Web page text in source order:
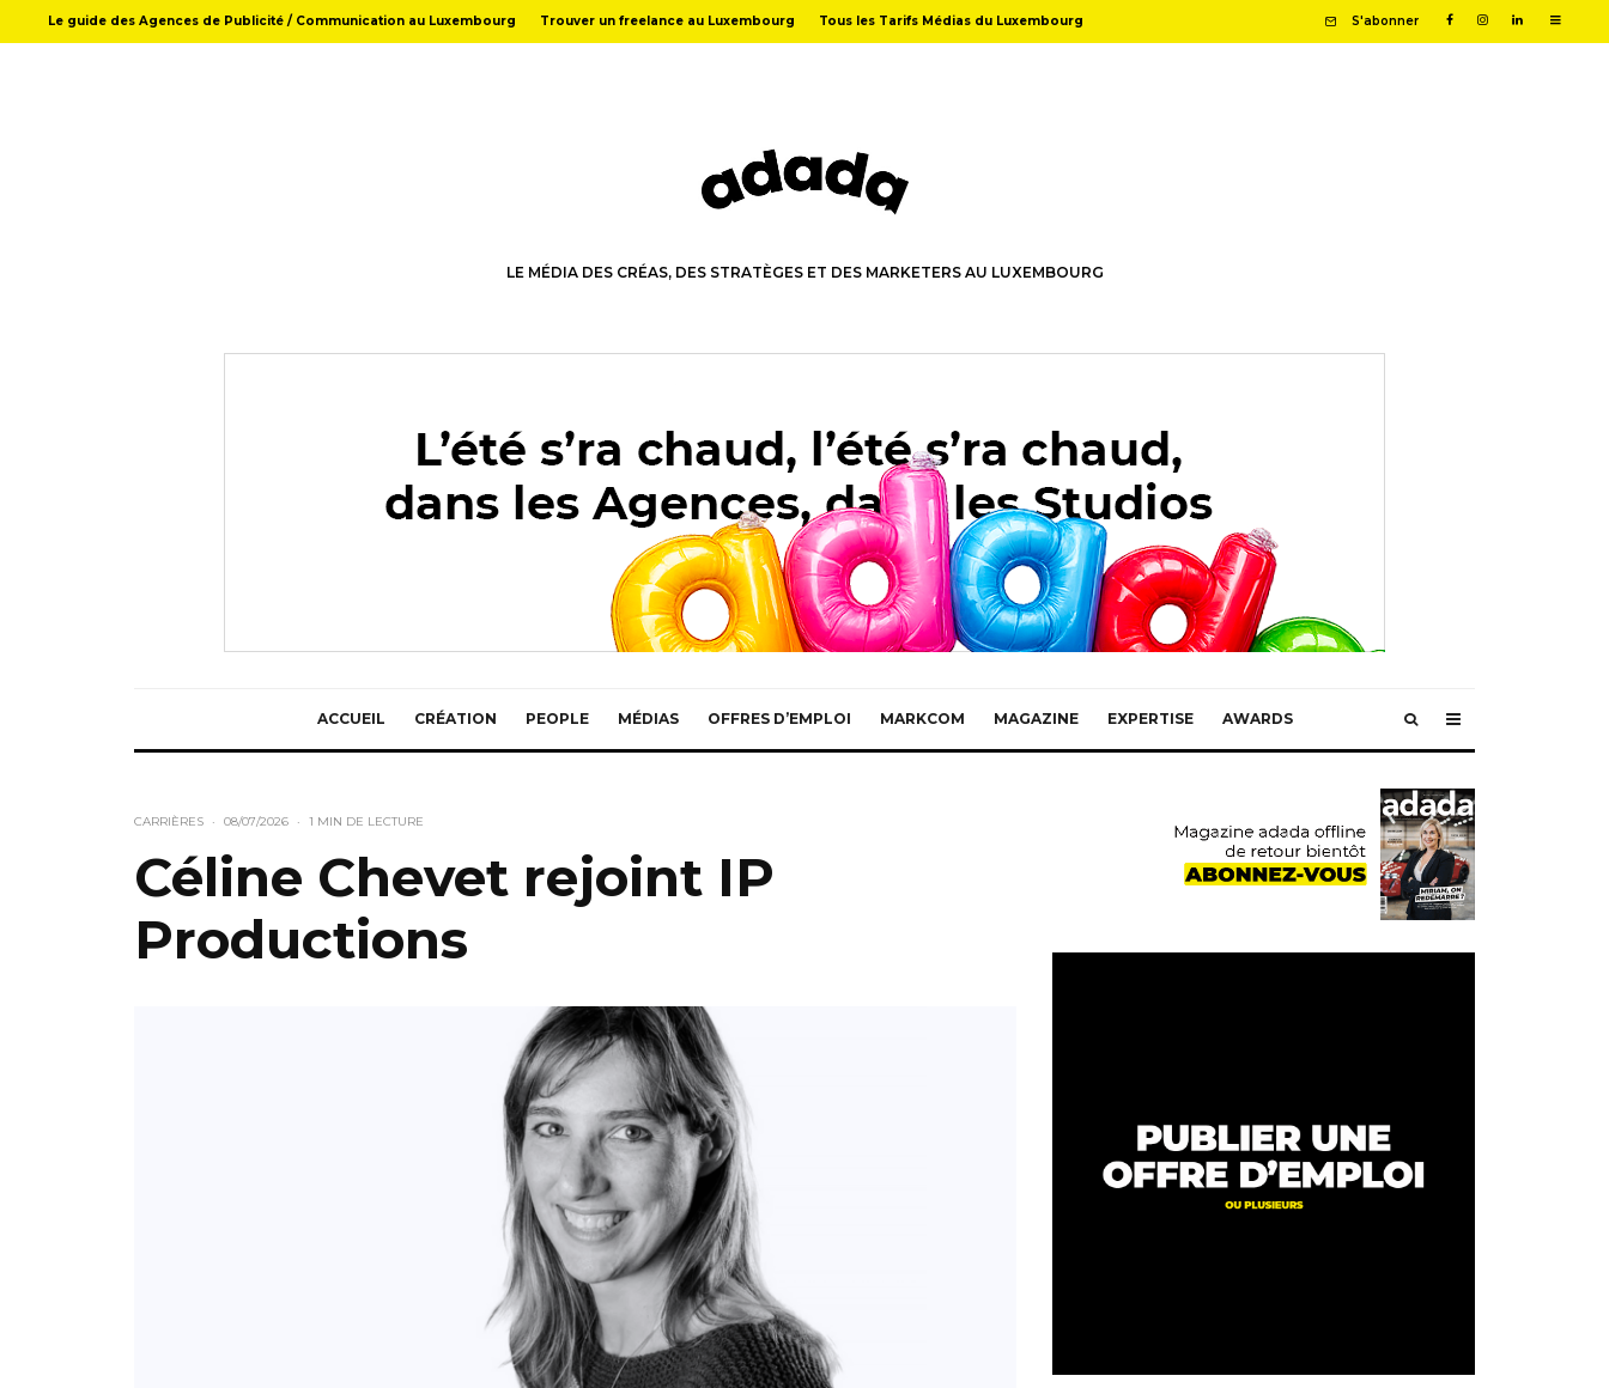
Le guide des Agences de Publicité / Communication au Luxembourg Trouver un freelance au Luxembourg Tous les Tarifs Médias du Luxembourg S'abonner
LE MÉDIA DES CRÉAS, DES STRATÈGES ET DES MARKETERS AU LUXEMBOURG
ACCUEIL CRÉATION PEOPLE MÉDIAS OFFRES D’EMPLOI MARKCOM MAGAZINE EXPERTISE AWARDS
CARRIÈRES · 08/07/2026 · 1 MIN DE LECTURE
Céline Chevet rejoint IP
Productions